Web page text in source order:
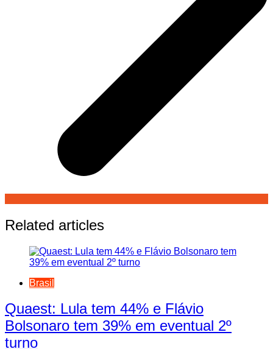
Related articles
Brasil
Quaest: Lula tem 44% e Flávio
Bolsonaro tem 39% em eventual 2º
turno